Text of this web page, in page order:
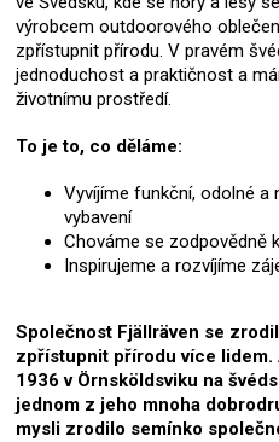
výrobcem outdoorového
zpřístupnit přírodu. V pravém
jednoduchost a praktičnost a
životnímu prostředí.
To je to, co děláme:
Vyvíjíme funkční, odolné
vybavení
Chováme se zodpovědně
Inspirujeme a rozvíjíme
Společnost Fjällräven se
zpřístupnit přírodu více
1936 v Örnsköldsviku na
jednom z jeho mnoha
mysli zrodilo semínko